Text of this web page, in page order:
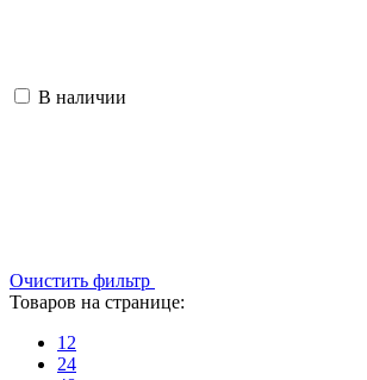
В наличии
Очистить фильтр
Товаров на странице:
12
24